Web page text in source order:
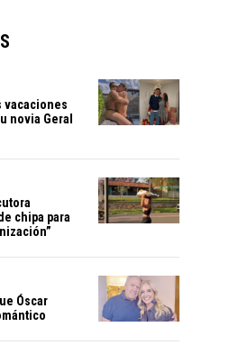
vacaciones
novia Geral
chipa para
Óscar